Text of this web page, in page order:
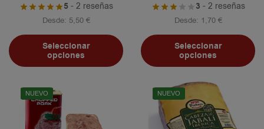
5- 2 reseñas
Desde: 5,50 €
Seleccionar
opciones
3 - 2 reseñas
Desde: 1,70 €
Seleccionar
opciones
NUEVO NUEVO